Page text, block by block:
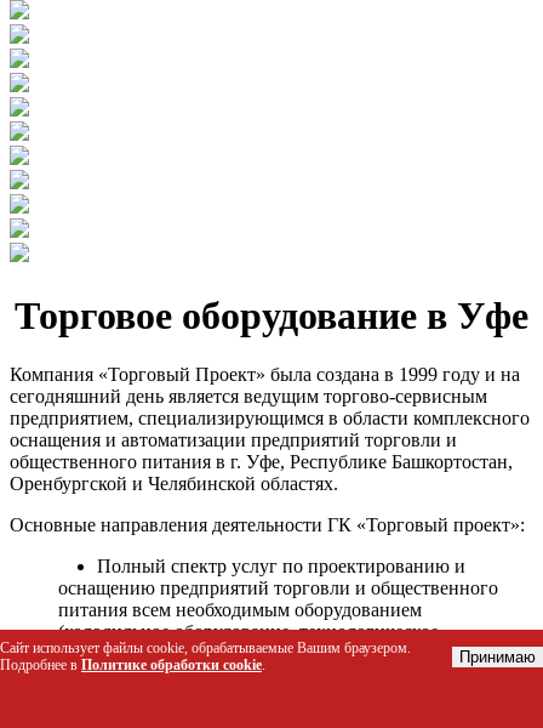
Торговое оборудование в Уфе
Компания «Торговый Проект» была создана в 1999 году и на
сегодняшний день является ведущим торгово-сервисным
предприятием, специализирующимся в области комплексного
оснащения и автоматизации предприятий торговли и
общественного питания в г. Уфе, Республике Башкортостан,
Оренбургской и Челябинской областях.
Основные направления деятельности ГК «Торговый проект»:
Полный спектр услуг по проектированию и
оснащению предприятий торговли и общественного
питания всем необходимым оборудованием
(холодильное оборудование, технологическое
оборудование, стеллажное оборудование и т.д.);
Автоматизация торговых процессов и внедрения
Сайт использует файлы cookie, обрабатываемые Вашим браузером.
Подробнее в Политике обработки cookie. Принимаю